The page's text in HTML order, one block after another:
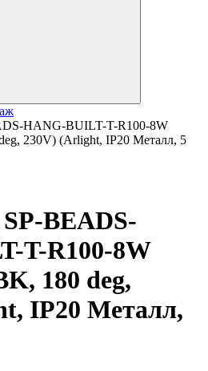
HANG-BUILT-T-R100-8W
230V) (Arlight, IP20 Металл, 5
BEADS-
T-R100-8W
180 deg,
IP20 Металл,